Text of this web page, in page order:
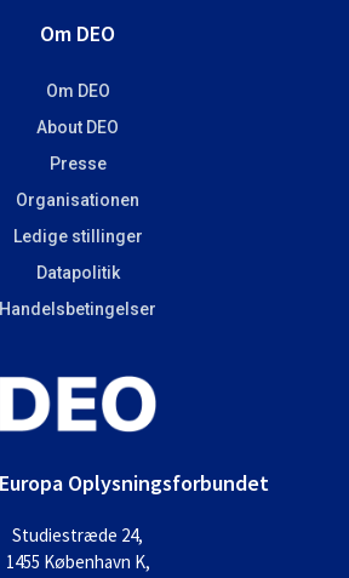
Om DEO
Om DEO
About DEO
Presse
Organisationen
Ledige stillinger
Datapolitik
Handelsbetingelser
Oplysningsforbundet
Studiestræde 24,
1455 København K,